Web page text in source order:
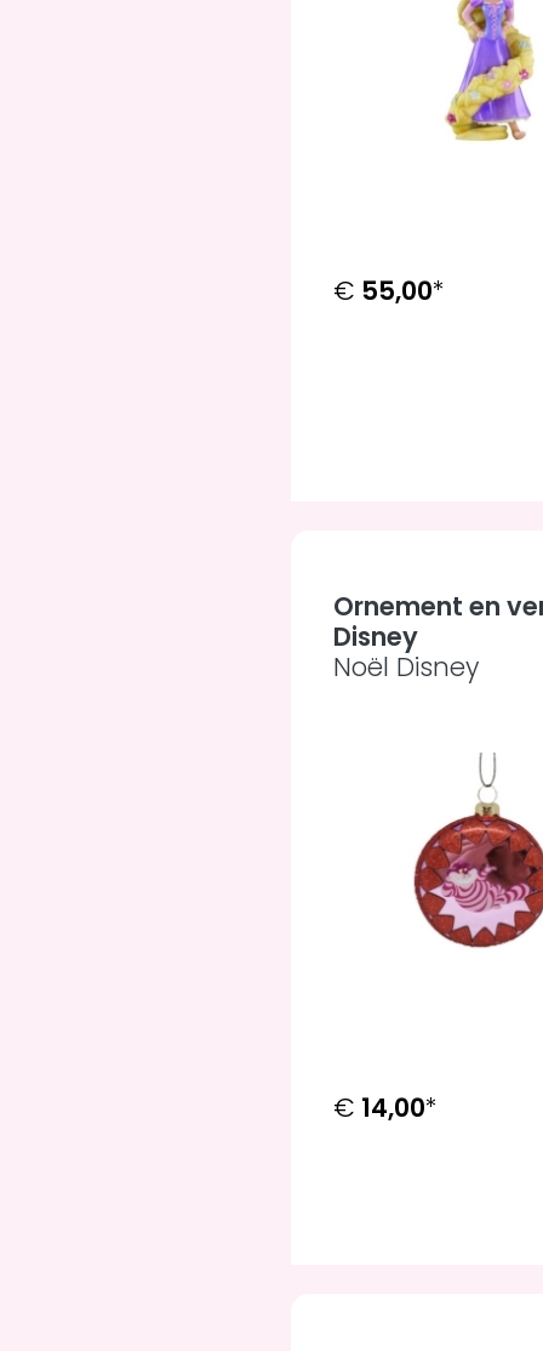
€ 55,00*
Ornement en
Disney
Noël Disney
€ 14,00*